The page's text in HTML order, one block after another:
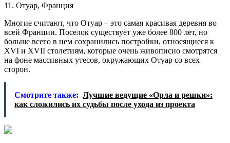
11. Отуар, Франция
Многие считают, что Отуар – это самая красивая деревня во
всей Франции. Поселок существует уже более 800 лет, но
больше всего в нем сохранились постройки, относящиеся к
XVI и XVII столетиям, которые очень живописно смотрятся
на фоне массивных утесов, окружающих Отуар со всех
сторон.
Смотрите также: Лучшие ведущие «Орла и решки»:
как сложились их судьбы после ухода из проекта